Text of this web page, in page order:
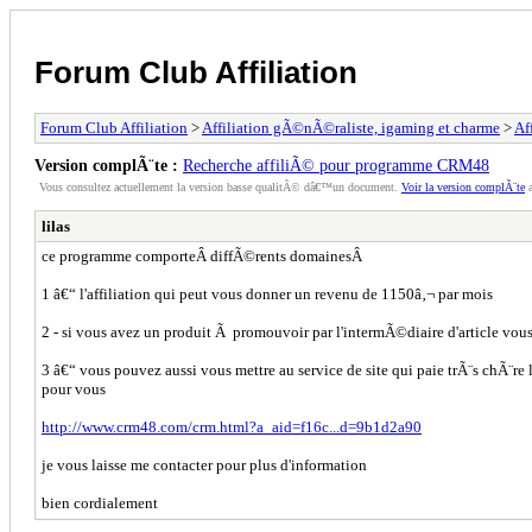
Forum Club Affiliation
Forum Club Affiliation > Affiliation gÃ©nÃ©raliste, igaming et charme >
Version complÃ¨te : Recherche affiliÃ© pour programme CRM48
Vous consultez actuellement la version basse qualitÃ© dâ€™un document. Voir la version complÃ¨te
lilas
ce programme comporteÂ diffÃ©rents domainesÂ
1 â€“ l'affiliation qui peut vous donner un revenu de 1150â‚¬ par mois
2 - si vous avez un produit Ã promouvoir par l'intermÃ©diaire d'article
3 â€“ vous pouvez aussi vous mettre au service de site qui paie trÃ¨s
pour vous
http://www.crm48.com/crm.html?a_aid=f16c...d=9b1d2a90
je vous laisse me contacter pour plus d'information
bien cordialement